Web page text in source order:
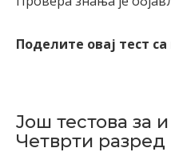
Поделите овај тест
Још тестова за
Четврти разред